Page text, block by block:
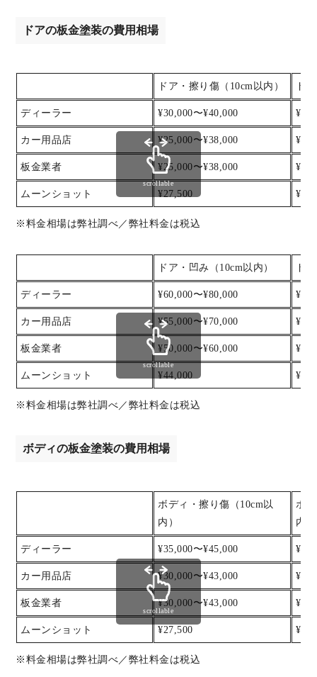
ドアの板金塗装の費用相場
ドア・擦り傷（10cm以内） ド
ディーラー ¥30,000〜¥40,000
カー用品店 ¥25,000〜¥38,000
板金業者 ¥25,000〜¥38,000
ムーンショット ¥27,500
※料金相場は弊社調べ／弊社料金は税込
scrollable
ドア・凹み（10cm以内） ド
ディーラー ¥60,000〜¥80,000
カー用品店 ¥55,000〜¥70,000
板金業者 ¥50,000〜¥60,000
ムーンショット ¥44,000
※料金相場は弊社調べ／弊社料金は税込
scrollable
ボディの板金塗装の費用相場
ボディ・擦り傷（10cm以
内）
ボ
内）
ディーラー ¥35,000〜¥45,000
カー用品店 ¥30,000〜¥43,000
板金業者 ¥30,000〜¥43,000
ムーンショット ¥27,500
※料金相場は弊社調べ／弊社料金は税込
scrollable